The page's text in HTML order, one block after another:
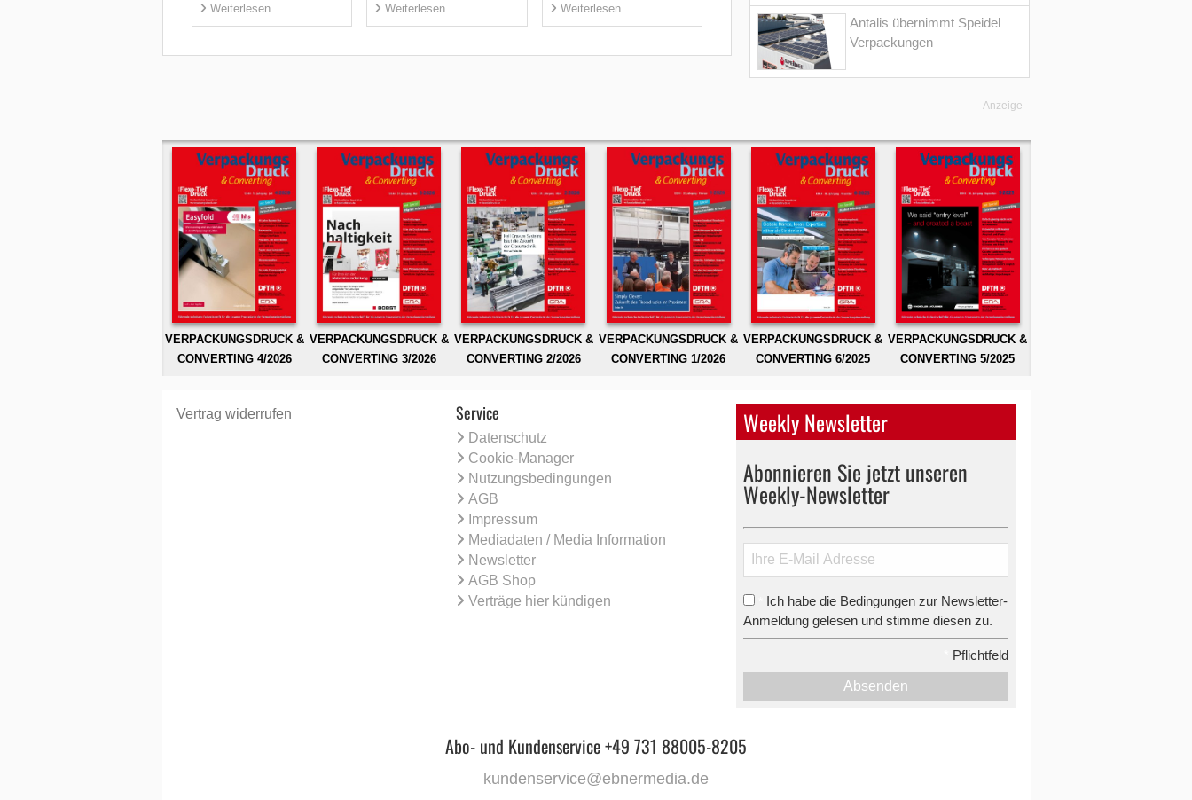
Weiterlesen Weiterlesen Weiterlesen
Antalis übernimmt Speidel
Verpackungen
Anzeige
VERPACKUNGSDRUCK &
CONVERTING 4/2026
VERPACKUNGSDRUCK &
CONVERTING 3/2026
VERPACKUNGSDRUCK &
CONVERTING 2/2026
VERPACKUNGSDRUCK &
CONVERTING 1/2026
VERPACKUNGSDRUCK &
CONVERTING 6/2025
VERPACKUNGSDRUCK &
CONVERTING 5/2025
Vertrag widerrufen Service
Datenschutz
Cookie-Manager
Nutzungsbedingungen
AGB
Impressum
Mediadaten / Media Information
Newsletter
AGB Shop
Verträge hier kündigen
Weekly Newsletter
Abonnieren Sie jetzt unseren
Weekly-Newsletter
Ich habe die Bedingungen zur Newsletter-
Anmeldung gelesen und stimme diesen zu.
Pflichtfeld
Absenden
Abo- und Kundenservice +49 731 88005-8205
kundenservice@ebnermedia.de